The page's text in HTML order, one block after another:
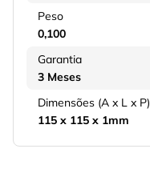
Peso
0,100
Garantia
3 Meses
Dimensões (A x L x P)
115 x 115 x 1mm